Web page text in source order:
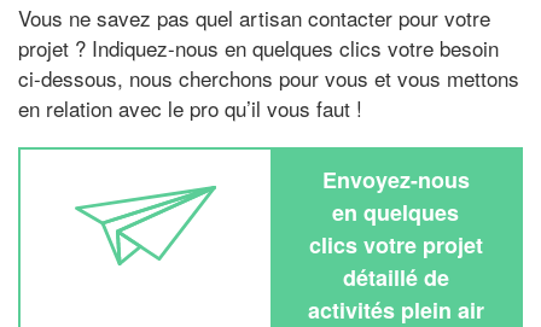
Vous ne savez pas quel artisan contacter pour votre
projet ? Indiquez-nous en quelques clics votre besoin
ci-dessous, nous cherchons pour vous et vous mettons
en relation avec le pro qu’il vous faut !
Envoyez-nous
en quelques
clics votre projet
détaillé de
activités plein air